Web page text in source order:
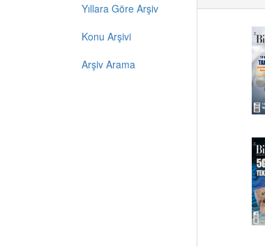
Yıllara Göre Arşiv
Konu Arşivi
Arşiv Arama